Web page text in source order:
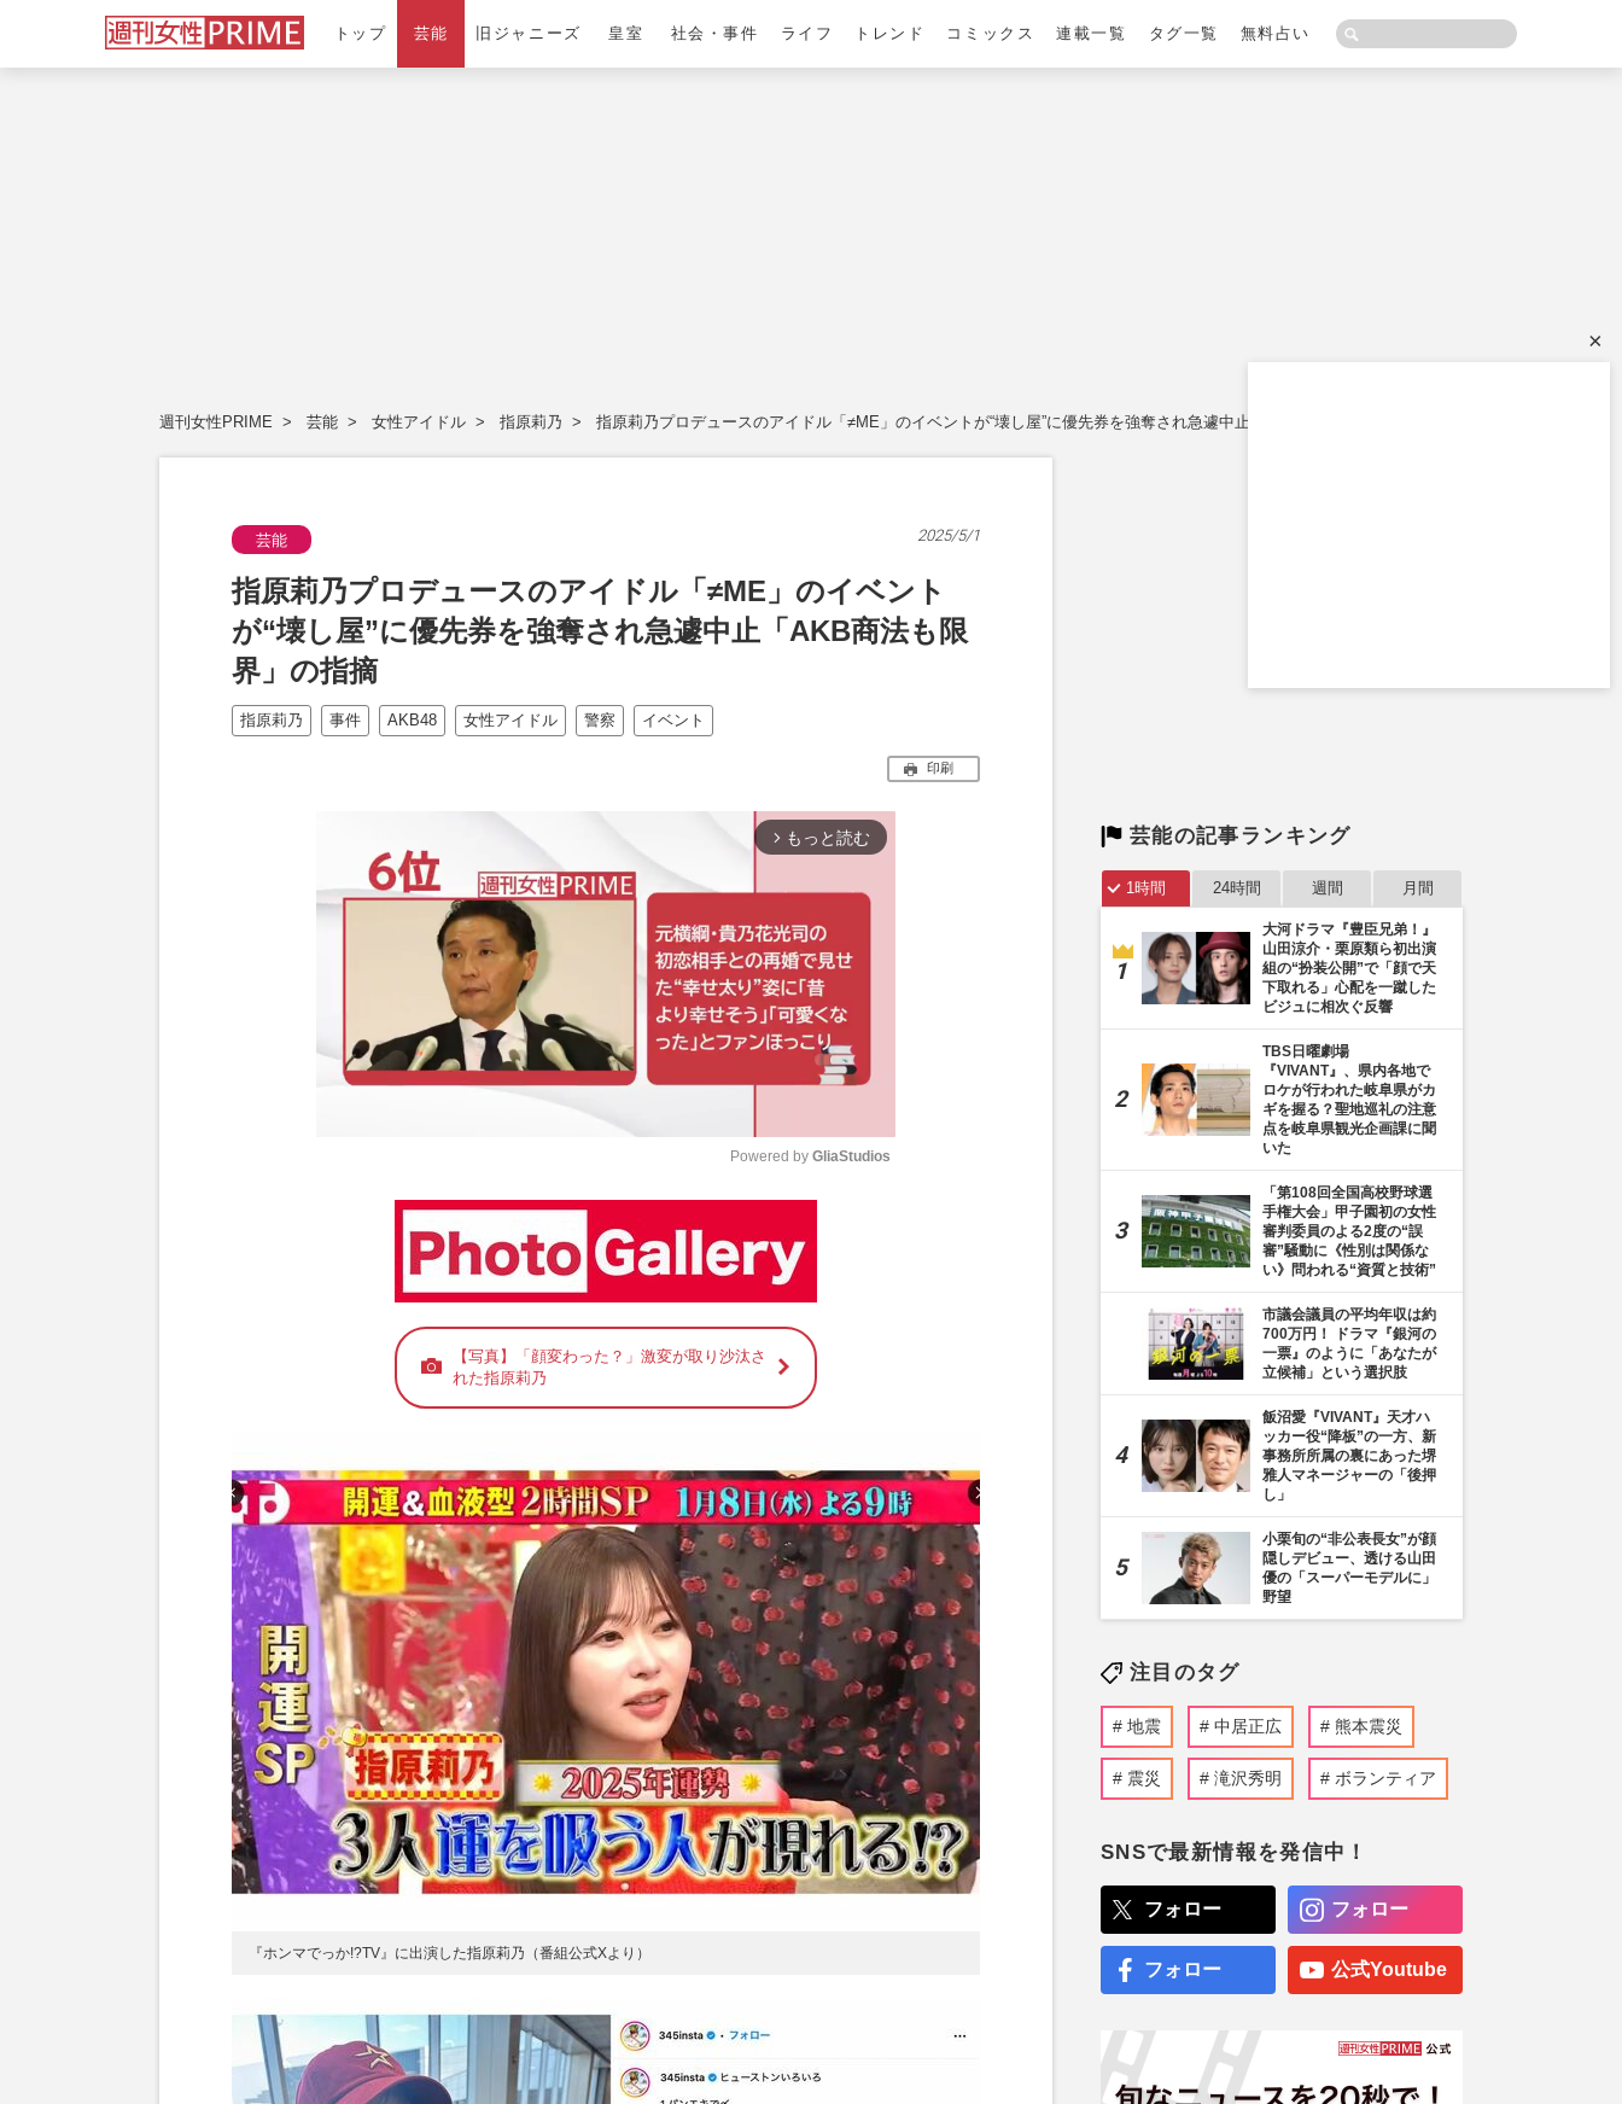
トップ 芸能 旧ジャニーズ 皇室 社会・事件 ライフ トレンド コミックス 連載一覧 タグ一覧 無料占い
週刊女性PRIME 芸能 女性アイドル 指原莉乃 指原莉乃プロデュースのアイドル「≠ME」のイベントが“壊し屋”に優先券を強奪され急遽中止「AKB商法も限界」の指摘
芸能 2025/5/1
指原莉乃プロデュースのアイドル「≠ME」のイベント
が“壊し屋”に優先券を強奪され急遽中止「AKB商法も限
界」の指摘
指原莉乃 事件 AKB48 女性アイドル 警察 イベント
印刷
arrow_forward_ios もっと読む
u
e
Powered by GliaStudios
【写真】「顔変わった？」激変が取り沙汰さ
れた指原莉乃
『ホンマでっか!?TV』に出演した指原莉乃（番組公式Xより）
芸能の記事ランキング
1時間 24時間 週間 月間
大河ドラマ『豊臣兄弟！』
山田涼介・栗原類ら初出演
組の“扮装公開”で「顔で天
下取れる」心配を一蹴した
ビジュに相次ぐ反響
TBS日曜劇場
『VIVANT』、県内各地で
ロケが行われた岐阜県がカ
ギを握る？聖地巡礼の注意
点を岐阜県観光企画課に聞
いた
「第108回全国高校野球選
手権大会」甲子園初の女性
審判委員のよる2度の“誤
審”騒動に《性別は関係な
い》問われる“資質と技術”
市議会議員の平均年収は約
700万円！ ドラマ『銀河の
一票』のように「あなたが
立候補」という選択肢
飯沼愛『VIVANT』天才ハ
ッカー役“降板”の一方、新
事務所所属の裏にあった堺
雅人マネージャーの「後押
し」
小栗旬の“非公表長女”が顔
隠しデビュー、透ける山田
優の「スーパーモデルに」
野望
注目のタグ
地震 中居正広 熊本震災
震災 滝沢秀明 ボランティア
SNSで最新情報を発信中！
フォロー フォロー
フォロー 公式Youtube
×